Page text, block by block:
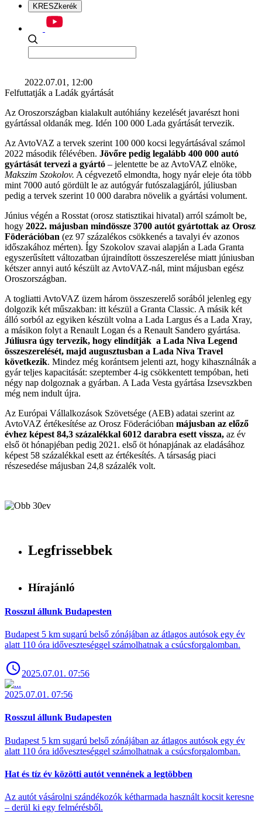
KRESZkerék
2022.07.01, 12:00
Felfuttatják a Ladák gyártását
Az Oroszországban kialakult autóhiány kezelését javarészt honi
gyártással oldanák meg. Idén 100 000 Lada gyártását tervezik.
Az AvtoVAZ a tervek szerint 100 000 kocsi legyártásával számol
2022 második félévében. Jövőre pedig legalább 400 000 autó
gyártását tervezi a gyártó – jelentette be az AvtoVAZ elnöke,
Makszim Szokolov. A cégvezető elmondta, hogy nyár eleje óta több
mint 7000 autó gördült le az autógyár futószalagjáról, júliusban
pedig a tervek szerint 10 000 darabra növelik a gyártási volument.
Június végén a Rosstat (orosz statisztikai hivatal) arról számolt be,
hogy 2022. májusban mindössze 3700 autót gyártottak az Orosz
Föderációban (ez 97 százalékos csökkenés a tavalyi év azonos
időszakához mérten). Így Szokolov szavai alapján a Lada Granta
egyszerűsített változatban újraindított összeszerelése miatt júniusban
kétszer annyi autó készült az AvtoVAZ-nál, mint májusban egész
Oroszországban.
A togliatti AvtoVAZ üzem három összeszerelő sorából jelenleg egy
dolgozik két műszakban: itt készül a Granta Classic. A másik két
álló sorból az egyiken készült volna a Lada Largus és a Lada Xray,
a másikon folyt a Renault Logan és a Renault Sandero gyártása.
Júliusra úgy tervezik, hogy elindítják a Lada Niva Legend
összeszerelését, majd augusztusban a Lada Niva Travel
következik. Mindez még korántsem jelenti azt, hogy kihasználnák a
gyár teljes kapacitását: szeptember 4-ig csökkentett tempóban, heti
négy nap dolgoznak a gyárban. A Lada Vesta gyártása Izsevszkben
még nem indult újra.
Az Európai Vállalkozások Szövetsége (AEB) adatai szerint az
AvtoVAZ értékesítése az Orosz Föderációban májusban az előző
évhez képest 84,3 százalékkal 6012 darabra esett vissza, az év
első öt hónapjéban pedig 2021. első öt hónapjának az eladásához
képest 58 százalékkal esett az értékesítés. A társaság piaci
részesedése májusban 24,8 százalék volt.
Legfrissebbek
Hírajánló
Rosszul állunk Budapesten
Budapest 5 km sugarú belső zónájában az átlagos autósok egy év
alatt 110 óra időveszteséggel számolhatnak a csúcsforgalomban.
2025.07.01. 07:56
2025.07.01. 07:56
Rosszul állunk Budapesten
Budapest 5 km sugarú belső zónájában az átlagos autósok egy év
alatt 110 óra időveszteséggel számolhatnak a csúcsforgalomban.
Hat és tíz év közötti autót vennének a legtöbben
Az autót vásárolni szándékozók kétharmada használt kocsit keresne
– derül ki egy felmérésből.